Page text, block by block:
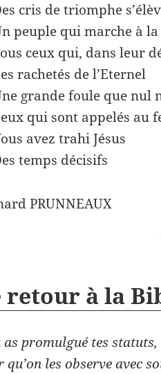
cris de triomphe
peuple qui marche à
ceux qui, dans leur
rachetés de l’Eternel
grande foule que nul
qui sont appelés au
avez trahi Jésus
temps décisifs
PRUNNEAUX
retour à la
as promulgué tes statuts,
qu’on les observe avec